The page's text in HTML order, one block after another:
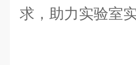
求，助力实验室